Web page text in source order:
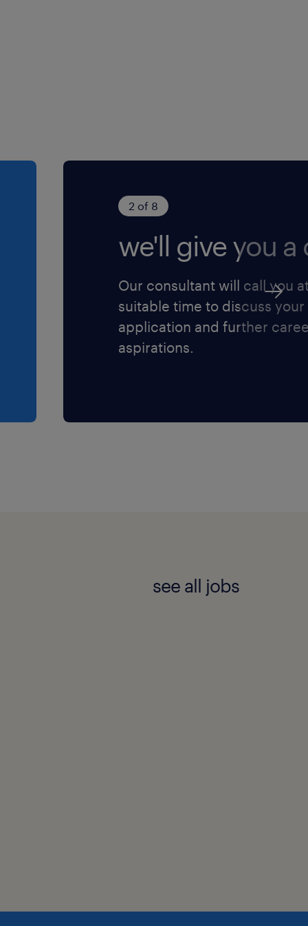
2 of 8
we'll give you a
Our consultant will call you
suitable time to discuss your
application and further
aspirations.
see all jobs